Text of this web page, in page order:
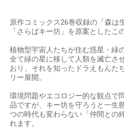
原作コミックス26巻収録の「森は
「さらばキー坊」を原案としたこ
植物型宇宙人たちが住む惑星・緑
全て緑の星に移して人類を滅亡さ
おり、それを知ったドラえもんた
リー展開。
環境問題やエコロジー的な観点で
品ですが、キー坊を守ろうと一生
つの時代も変わらない「仲間との
れます。